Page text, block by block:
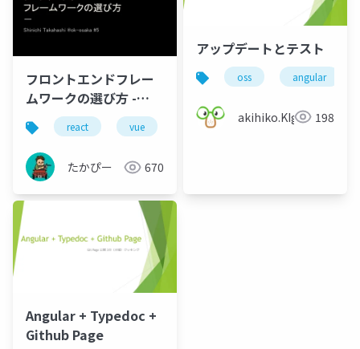
フロントエンドフレー
ムワークの選び方 -
20170320
react vue angular ng-kyoto
たかぴー 670
アップデートとテスト
oss angular
akihiko.KIgure 198
Angular + Typedoc +
Github Page